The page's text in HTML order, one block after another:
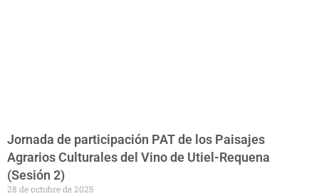
Jornada de participación PAT de los Paisajes
Agrarios Culturales del Vino de Utiel-Requena
(Sesión 2)
28 de octubre de 2025